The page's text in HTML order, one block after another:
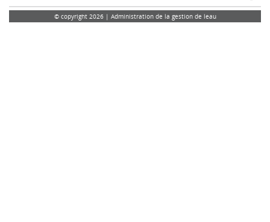
© copyright 2026 | Administration de la gestion de leau